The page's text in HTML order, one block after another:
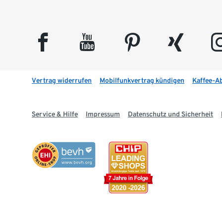
facebook youtube pinterest xing
Vertrag widerrufen Mobilfunkvertrag kündigen Kaffee-
Service & Hilfe Impressum Datenschutz und Sicherheit